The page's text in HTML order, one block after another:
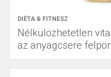
DIÉTA & FITNESZ
Nélkülözhetetlen
az anyagcsere